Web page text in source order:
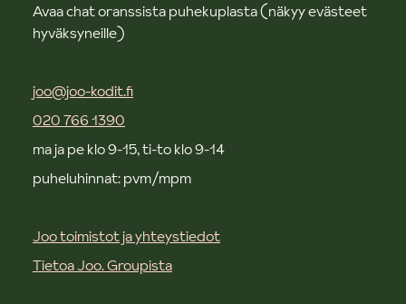
Avaa chat oranssista puhekuplasta (näkyy evästeet
hyväksyneille)
joo@joo-kodit.fi
020 766 1390
ma ja pe klo 9-15, ti-to klo 9-14
puheluhinnat: pvm/mpm
Joo toimistot ja yhteystiedot
Tietoa Joo. Groupista